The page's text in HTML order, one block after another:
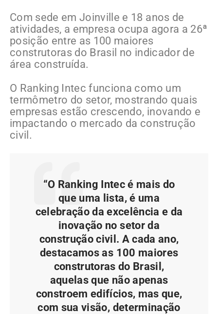
Com sede em Joinville e 18 anos de
atividades, a empresa ocupa agora a 26ª
posição entre as 100 maiores
construtoras do Brasil no indicador de
área construída.
O Ranking Intec funciona como um
termômetro do setor, mostrando quais
empresas estão crescendo, inovando e
impactando o mercado da construção
civil.
“O Ranking Intec é mais do
que uma lista, é uma
celebração da excelência e da
inovação no setor da
construção civil. A cada ano,
destacamos as 100 maiores
construtoras do Brasil,
aquelas que não apenas
constroem edifícios, mas que,
com sua visão, determinação